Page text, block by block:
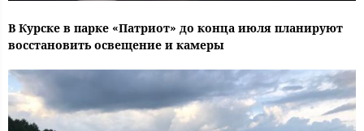
В Курске в парке «Патриот» до конца июля планируют
восстановить освещение и камеры